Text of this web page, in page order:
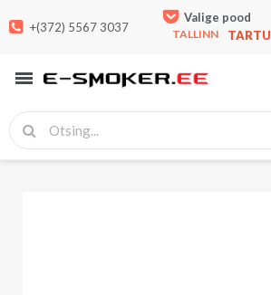
+(372) 5567 3037
Valige pood
TALLINN TARTU